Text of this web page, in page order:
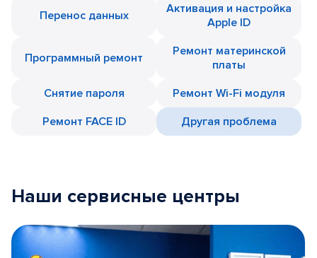
Перенос данных
Активация и настройка
Apple ID
Программный ремонт
Ремонт материнской
платы
Снятие пароля
Ремонт Wi-Fi модуля
Ремонт FACE ID
Другая проблема
Наши сервисные центры